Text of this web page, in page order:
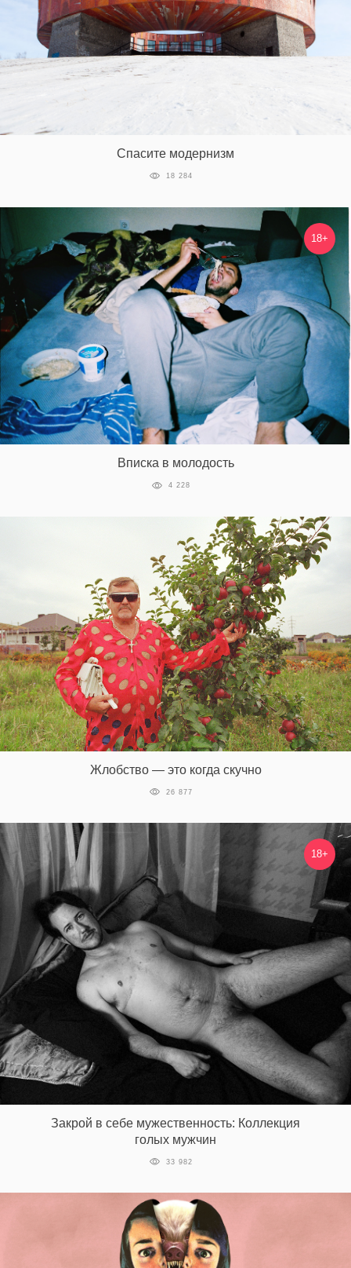
Спасите модернизм
18 284
18+
Вписка в молодость
4 228
Жлобство — это когда скучно
26 877
18+
Закрой в себе мужественность: Коллекция
голых мужчин
33 982